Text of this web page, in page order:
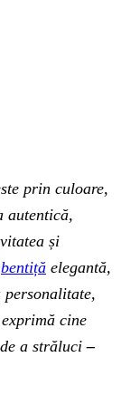
prin culoare,
autentică,
și
bentiță elegantă,
personalitate,
cine
a străluci –